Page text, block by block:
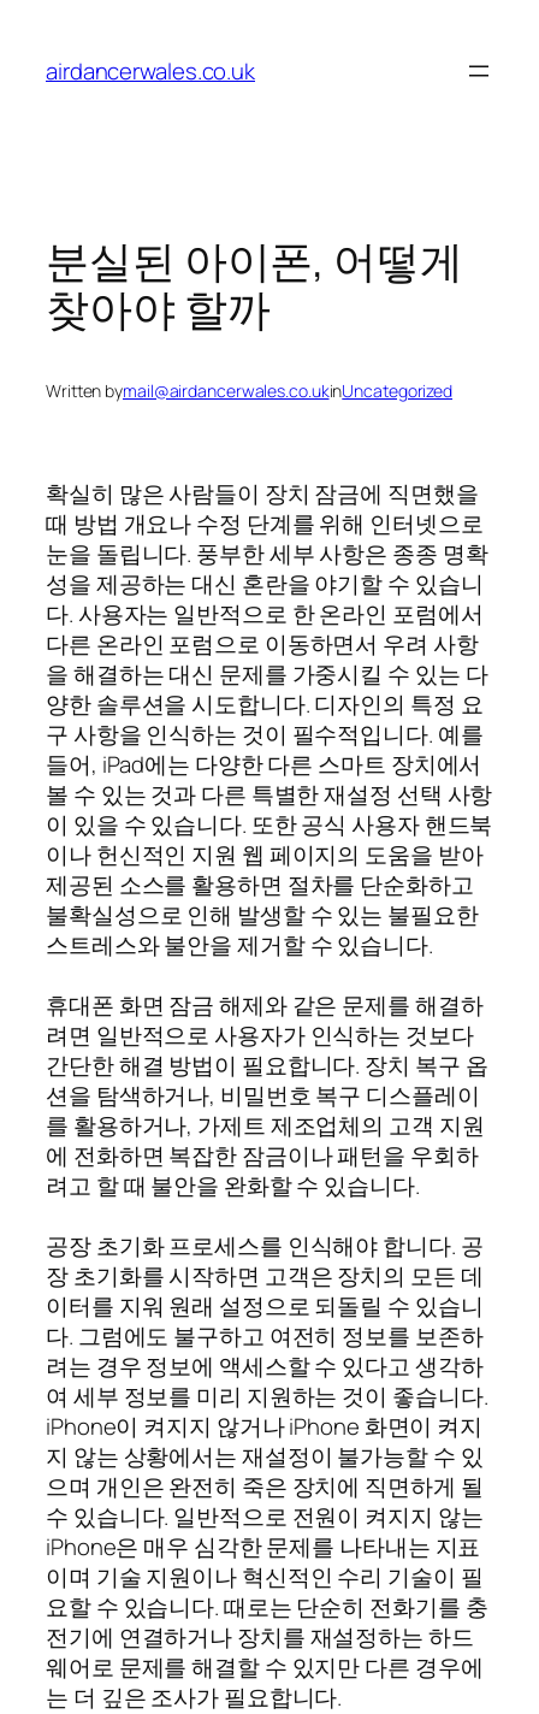
content
airdancerwales.co.uk
분실된 아이폰, 어떻게
찾아야 할까
Written bymail@airdancerwales.co.ukinUncategorized
확실히 많은 사람들이 장치 잠금에 직면했을
때 방법 개요나 수정 단계를 위해 인터넷으로
눈을 돌립니다. 풍부한 세부 사항은 종종 명확
성을 제공하는 대신 혼란을 야기할 수 있습니
다. 사용자는 일반적으로 한 온라인 포럼에서
다른 온라인 포럼으로 이동하면서 우려 사항
을 해결하는 대신 문제를 가중시킬 수 있는 다
양한 솔루션을 시도합니다. 디자인의 특정 요
구 사항을 인식하는 것이 필수적입니다. 예를
들어, iPad에는 다양한 다른 스마트 장치에서
볼 수 있는 것과 다른 특별한 재설정 선택 사항
이 있을 수 있습니다. 또한 공식 사용자 핸드북
이나 헌신적인 지원 웹 페이지의 도움을 받아
제공된 소스를 활용하면 절차를 단순화하고
불확실성으로 인해 발생할 수 있는 불필요한
스트레스와 불안을 제거할 수 있습니다.
휴대폰 화면 잠금 해제와 같은 문제를 해결하
려면 일반적으로 사용자가 인식하는 것보다
간단한 해결 방법이 필요합니다. 장치 복구 옵
션을 탐색하거나, 비밀번호 복구 디스플레이
를 활용하거나, 가제트 제조업체의 고객 지원
에 전화하면 복잡한 잠금이나 패턴을 우회하
려고 할 때 불안을 완화할 수 있습니다.
공장 초기화 프로세스를 인식해야 합니다. 공
장 초기화를 시작하면 고객은 장치의 모든 데
이터를 지워 원래 설정으로 되돌릴 수 있습니
다. 그럼에도 불구하고 여전히 정보를 보존하
려는 경우 정보에 액세스할 수 있다고 생각하
여 세부 정보를 미리 지원하는 것이 좋습니다.
iPhone이 켜지지 않거나 iPhone 화면이 켜지
지 않는 상황에서는 재설정이 불가능할 수 있
으며 개인은 완전히 죽은 장치에 직면하게 될
수 있습니다. 일반적으로 전원이 켜지지 않는
iPhone은 매우 심각한 문제를 나타내는 지표
이며 기술 지원이나 혁신적인 수리 기술이 필
요할 수 있습니다. 때로는 단순히 전화기를 충
전기에 연결하거나 장치를 재설정하는 하드
웨어로 문제를 해결할 수 있지만 다른 경우에
는 더 깊은 조사가 필요합니다.